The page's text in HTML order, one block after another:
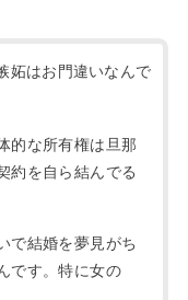
妬はお門違いなんで
的な所有権は旦那
約を自ら結んでる
で結婚を夢見がち
です。特に女の